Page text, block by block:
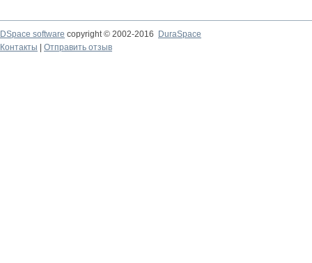
DSpace software copyright © 2002-2016
DuraSpace
Контакты
Отправить отзыв